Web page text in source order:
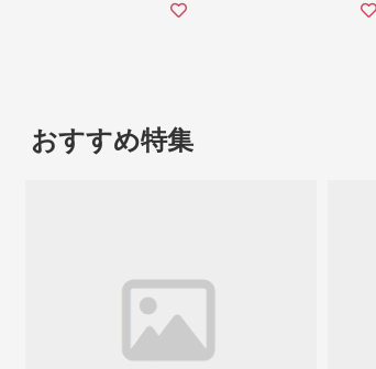
おすすめ特集